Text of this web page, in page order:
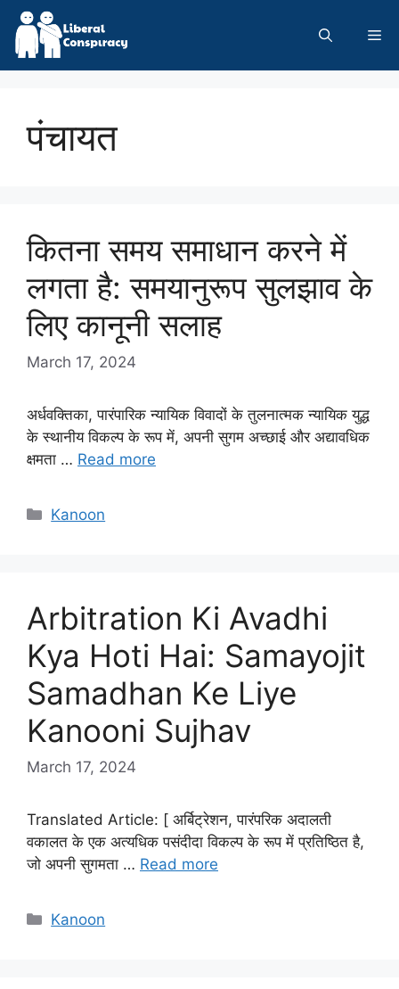
Skip
content
पंचायत
कितना समय समाधान करने में
लगता है: समयानुरूप सुलझाव के
लिए कानूनी सलाह
March 17, 2024
अर्धवक्तिका, पारंपारिक न्यायिक विवादों के तुलनात्मक न्यायिक युद्ध
के स्थानीय विकल्प के रूप में, अपनी सुगम अच्छाई और अद्यावधिक
क्षमता … Read more
Categories
Kanoon
Arbitration Ki Avadhi
Kya Hoti Hai: Samayojit
Samadhan Ke Liye
Kanooni Sujhav
March 17, 2024
Translated Article: [ अर्बिट्रेशन, पारंपरिक अदालती
वकालत के एक अत्यधिक पसंदीदा विकल्प के रूप में प्रतिष्ठित है,
जो अपनी सुगमता … Read more
Categories
Kanoon